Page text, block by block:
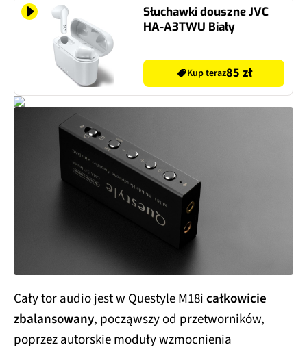
Słuchawki douszne JVC
HA-A3TWU Biały
Kup teraz85 zł
Cały tor audio jest w Questyle M18icałkowicie
zbalansowany , począwszy od przetworników,
poprzez autorskie moduły wzmocnienia